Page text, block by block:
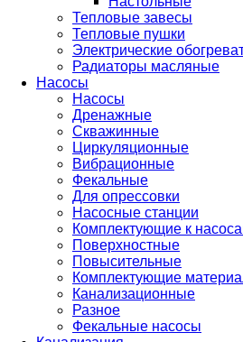
Тепловые завесы
Тепловые пушки
Электрические
Радиаторы масляные
Насосы
Насосы
Дренажные
Скважинные
Циркуляционные
Вибрационные
Фекальные
Для опрессовки
Насосные станции
Комплектующие к
Поверхностные
Повысительные
Комплектующие
Канализационные
Разное
Фекальные насосы